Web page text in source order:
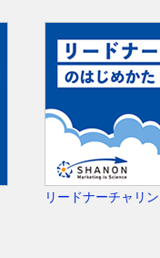
リードナーチャリ